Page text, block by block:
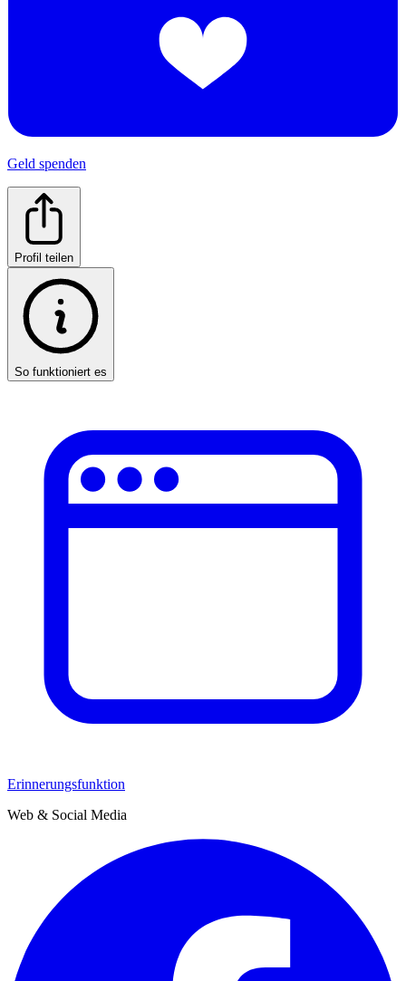
Geld spenden
Profil teilen
So funktioniert es
Erinnerungsfunktion
Web & Social Media